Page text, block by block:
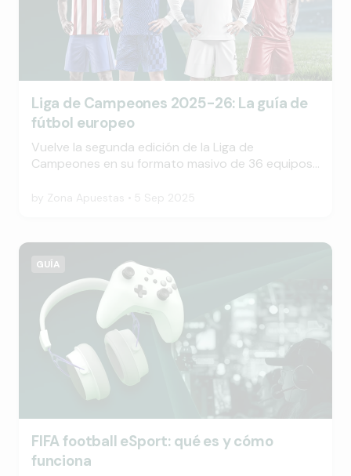
Liga de Campeones 2025-26: La guía de
fútbol europeo
Vuelve la segunda edición de la Liga de
Campeones en su formato masivo de 36 equipos:
aficionados españoles deberían estar
Athletic Club y Villarreal. Esto es muy importante
para la Liga española y, con esa representación,
no te sorprendas si los clubes españoles acaban
mandando en Europa esta temporada.
by Zona Apuestas 5 Sep 2025
GUÍA
FIFA football eSport: qué es y cómo
funciona